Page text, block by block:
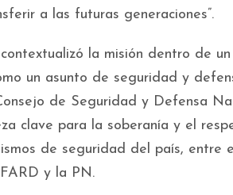
a las futuras generaciones”.
la misión dentro de
un asunto de seguridad y
de Seguridad y Defensa
clave para la soberanía y el
de seguridad del país, entre
y la PN.